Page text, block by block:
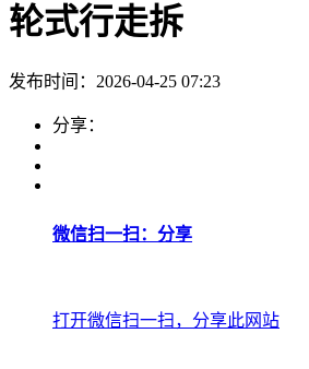
轮式行走拆
发布时间：2026-04-25 07:23
分享：
微信扫一扫：分享
打开微信扫一扫，分享此网站